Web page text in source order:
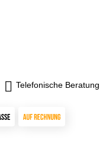
Telefonische Beratung